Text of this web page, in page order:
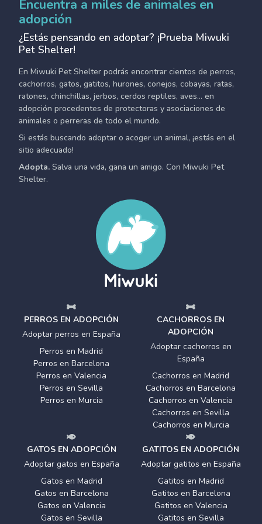
Encuentra a miles de animales en
adopción
¿Estás pensando en adoptar? ¡Prueba Miwuki
Pet Shelter!
En Miwuki Pet Shelter podrás encontrar cientos de perros,
cachorros, gatos, gatitos, hurones, conejos, cobayas, ratas,
ratones, chinchillas, jerbos, cerdos reptiles, aves... en
adopción procedentes de protectoras y asociaciones de
animales o perreras de todo el mundo.
Si estás buscando adoptar o acoger un animal, ¡estás en el
sitio adecuado!
Adopta. Salva una vida, gana un amigo. Con Miwuki Pet
Shelter.
PERROS EN ADOPCIÓN
Adoptar perros en España
Perros en Madrid
Perros en Barcelona
Perros en Valencia
Perros en Sevilla
Perros en Murcia
CACHORROS EN
ADOPCIÓN
Adoptar cachorros en
España
Cachorros en Madrid
Cachorros en Barcelona
Cachorros en Valencia
Cachorros en Sevilla
Cachorros en Murcia
GATOS EN ADOPCIÓN
Adoptar gatos en España
Gatos en Madrid
Gatos en Barcelona
Gatos en Valencia
Gatos en Sevilla
GATITOS EN ADOPCIÓN
Adoptar gatitos en España
Gatitos en Madrid
Gatitos en Barcelona
Gatitos en Valencia
Gatitos en Sevilla